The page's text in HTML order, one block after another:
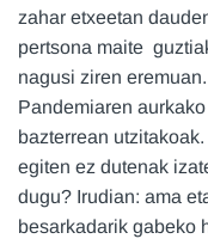
zahar etxeetan
pertsona maite
nagusi ziren
Pandemiaren
bazterrean
egiten ez dutenak
dugu? Irudian: ama
besarkadarik gabeko